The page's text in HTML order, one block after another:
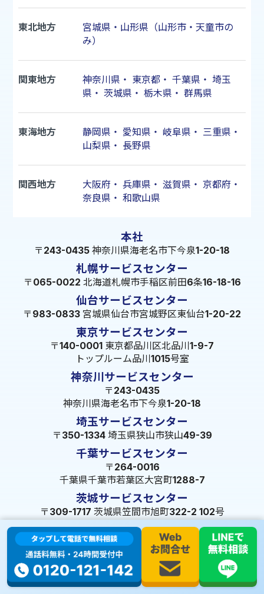
東北地方
宮城県・山形県（山形市・天童市の
み）
関東地方 神奈川県 ・ 東京都・ 千葉県 ・ 埼玉
県 ・ 茨城県 ・ 栃木県 ・ 群馬県
東海地方 静岡県 ・ 愛知県 ・ 岐阜県 ・ 三重県 ・
山梨県 ・ 長野県
関西地方 大阪府 ・ 兵庫県 ・ 滋賀県 ・ 京都府 ・
奈良県 ・ 和歌山県
本社
〒243-0435 神奈川県海老名市下今泉1-20-18
札幌サービスセンター
〒065-0022 北海道札幌市手稲区前田6条16-18-16
仙台サービスセンター
〒983-0833 宮城県仙台市宮城野区東仙台1-20-22
東京サービスセンター
〒140-0001 東京都品川区北品川1-9-7
トップルーム品川1015号室
神奈川サービスセンター
〒243-0435
神奈川県海老名市下今泉1-20-18
埼玉サービスセンター
〒350-1334 埼玉県狭山市狭山49-39
千葉サービスセンター
〒264-0016
千葉県千葉市若葉区大宮町1288-7
茨城サービスセンター
〒309-1717 茨城県笠間市旭町322-2 102号
長野サービスセンター
〒380-0921 長野県長野市大字栗田653-141 皐月ビル
名古屋サービスセンター
〒455-0014 名古屋市港区港楽3-13-22